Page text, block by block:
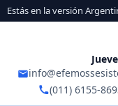
Estás en la versión
(011) 6155-